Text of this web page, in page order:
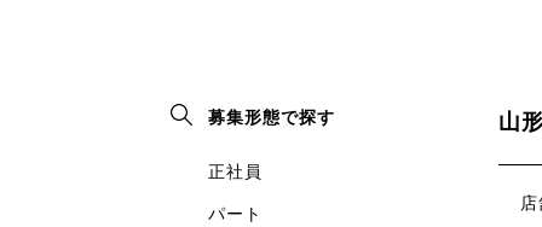
募集形態で探す
正社員
パート
山